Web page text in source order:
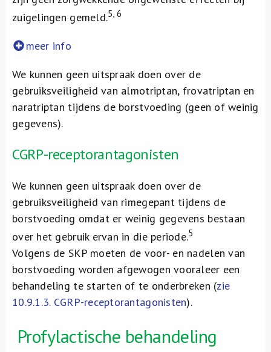
zuigelingen gemeld.5, 6
meer info
We kunnen geen uitspraak doen over de
gebruiksveiligheid van almotriptan, frovatriptan en
naratriptan tijdens de borstvoeding (geen of weinig
gegevens).
CGRP-receptorantagonisten
We kunnen geen uitspraak doen over de
gebruiksveiligheid van rimegepant tijdens de
borstvoeding omdat er weinig gegevens bestaan
over het gebruik ervan in die periode.5
Volgens de SKP moeten de voor- en nadelen van
borstvoeding worden afgewogen vooraleer een
behandeling te starten of te onderbreken (zie
10.9.1.3.CGRP-receptorantagonisten).
Profylactische behandeling